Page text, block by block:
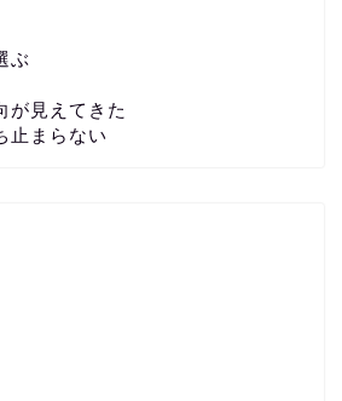
ぶ
が見えてきた
止まらない